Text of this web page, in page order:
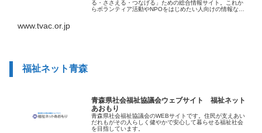
る・ささえる・つなげる」ための総合情報サイト。これか
らボランティア活動やNPOをはじめたい人向けの情報など
www.tvac.or.jp
福祉ネット青森
青森県社会福祉協議会ウェブサイト 福祉ネット
あおもり
青森県社会福祉協議会のWEBサイトです。住民が支えあい
だれもがその人らしく健やかで安心して暮らせる福祉社会
を目指しています。